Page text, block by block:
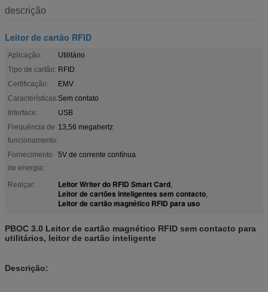
descrição
Leitor de cartão RFID
Aplicação:
Utilitário
Tipo de cartão: RFID
Certificação:
EMV
Características:Sem contato
Interface:
USB
Frequência de
funcionamento:
13,56 megahertz
Fornecimento
de energia:
5V de corrente contínua
Realçar: Leitor Writer do RFID Smart Card,
Leitor de cartões inteligentes sem contacto,
Leitor de cartão magnético RFID para uso
PBOC 3.0 Leitor de cartão magnético RFID sem contacto para
utilitários, leitor de cartão inteligente
Descrição: